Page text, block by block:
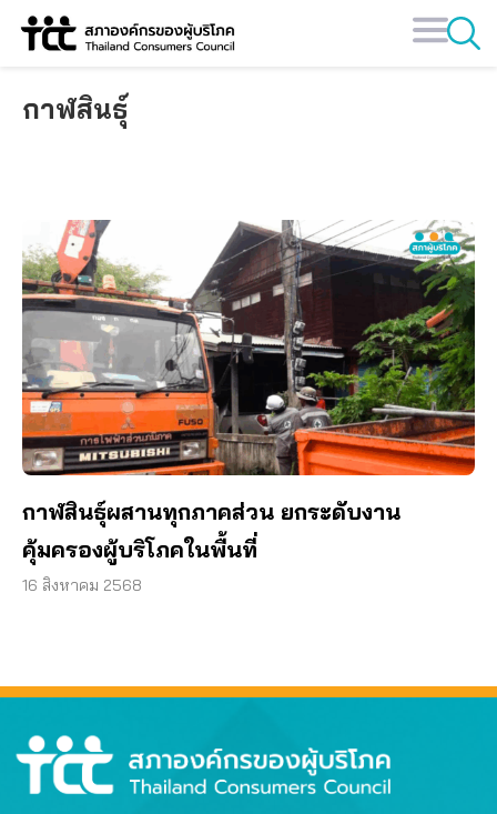
Skip
กาฬสินธุ์
กาฬสินธุ์ผสานทุกภาคส่วน ยกระดับงาน
คุ้มครองผู้บริโภคในพื้นที่
16 สิงหาคม 2568